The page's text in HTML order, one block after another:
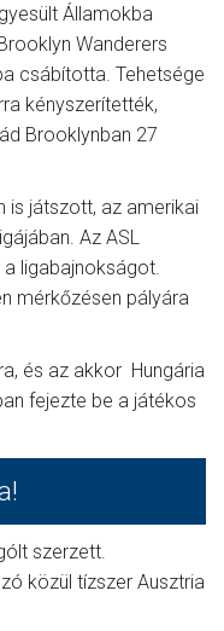
Államokba
Wanderers
csábította. Tehetsége
kényszerítették,
Brooklynban 27
is játszott, az amerikai
Az ASL
ligabajnokságot.
mérkőzésen pályára
és az akkor Hungária
fejezte be a játékos
szerzett.
közül tízszer Ausztria